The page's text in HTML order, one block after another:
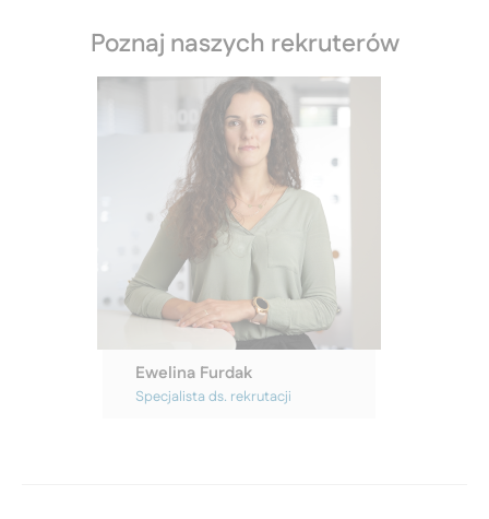
Poznaj naszych rekruterów
Ewelina Furdak
Specjalista ds. rekrutacji